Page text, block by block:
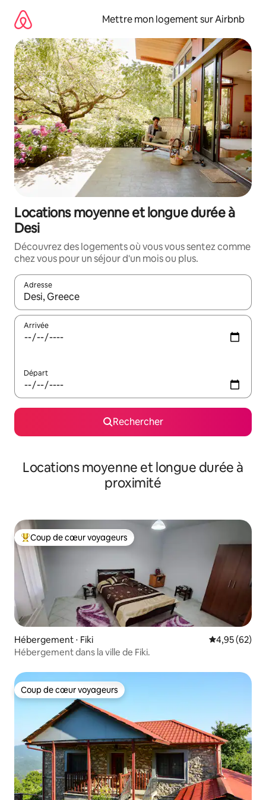
directement
contenu
Mettre mon logement sur Airbnb
Locations moyenne et longue durée à
Desi
Découvrez des logements où vous vous sentez comme
chez vous pour un séjour d'un mois ou plus.
Adresse
Lorsque les résultats s'affichent, utilisez les flèches vers le
Arrivée
Départ
Rechercher
Locations moyenne et longue durée à
proximité
Coups de cœur voyageurs les plus appréciés
Coup de cœur voyageurs
Hébergement ⋅ Fiki Évaluation
4,95 (62)
Hébergement dans la ville de Fiki.
Coup de cœur voyageurs
Coup de cœur voyageurs